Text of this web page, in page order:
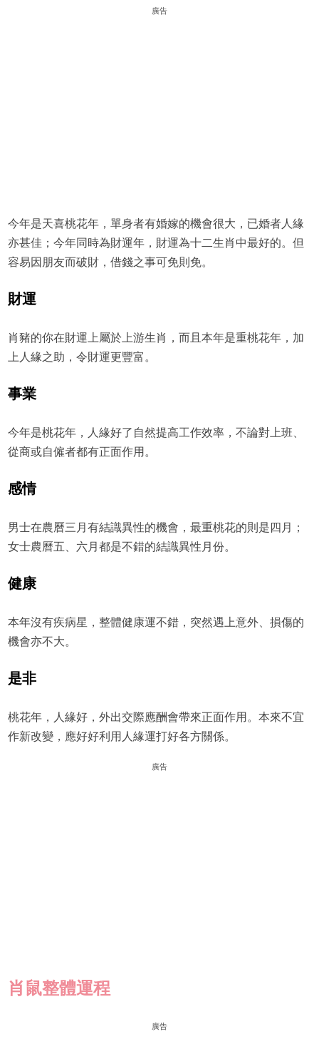
廣告
今年是天喜桃花年，單身者有婚嫁的機會很大，已婚者人緣
亦甚佳；今年同時為財運年，財運為十二生肖中最好的。但
容易因朋友而破財，借錢之事可免則免。
財運
肖豬的你在財運上屬於上游生肖，而且本年是重桃花年，加
上人緣之助，令財運更豐富。
事業
今年是桃花年，人緣好了自然提高工作效率，不論對上班、
從商或自僱者都有正面作用。
感情
男士在農曆三月有結識異性的機會，最重桃花的則是四月；
女士農曆五、六月都是不錯的結識異性月份。
健康
本年沒有疾病星，整體健康運不錯，突然遇上意外、損傷的
機會亦不大。
是非
桃花年，人緣好，外出交際應酬會帶來正面作用。本來不宜
作新改變，應好好利用人緣運打好各方關係。
廣告
肖鼠整體運程
廣告